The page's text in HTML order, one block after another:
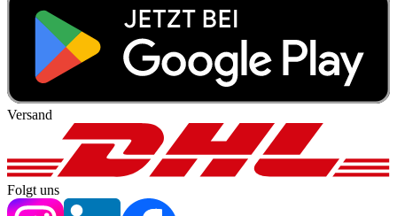
Versand
Folgt uns